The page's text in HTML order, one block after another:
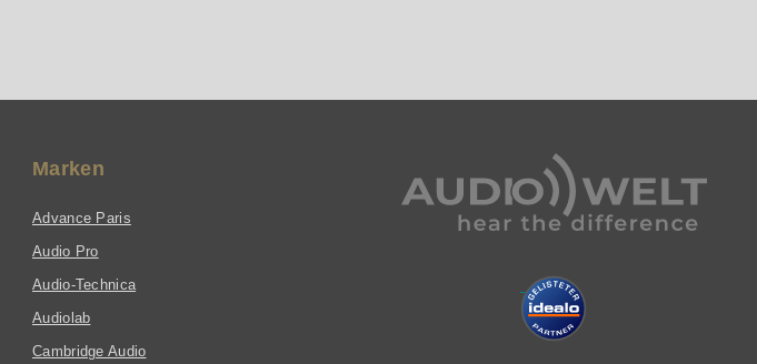
Marken
Advance Paris
Audio Pro
Audio-Technica
Audiolab
Cambridge Audio